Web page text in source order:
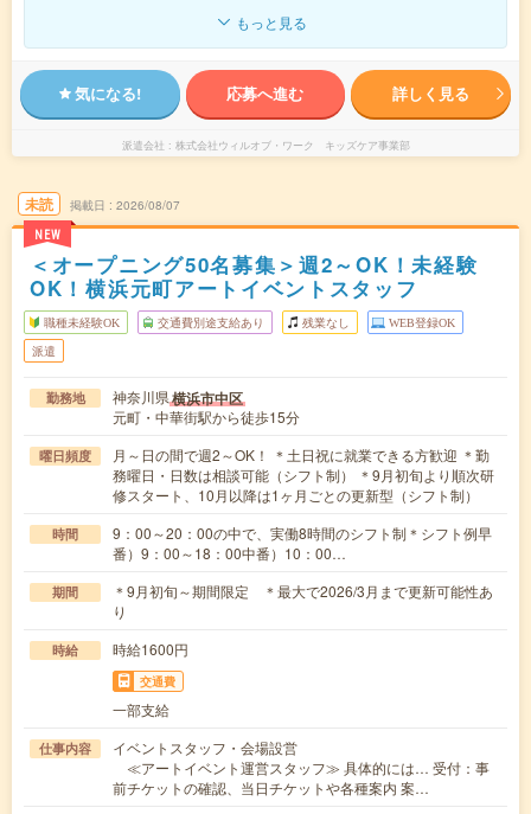
もっと見る
気になる! 応募へ進む 詳しく見る
派遣会社 株式会社ウィルオブ・ワーク キッズケア事業部
未読
NEW
掲載日 2026/08/07
＜オープニング50名募集＞週2～OK！未経験
OK！横浜元町アートイベントスタッフ
職種未経験OK 交通費別途支給あり 残業なし WEB登録OK
派遣
勤務地 神奈川県横浜市中区
元町・中華街駅から徒歩15分
曜日頻度
月～日の間で週2～OK！ ＊土日祝に就業できる方歓迎 ＊勤
務曜日・日数は相談可能（シフト制） ＊9月初旬より順次研
修スタート、10月以降は1ヶ月ごとの更新型（シフト制）
時間
9：00～20：00の中で、実働8時間のシフト制＊シフト例早
番）9：00～18：00中番）10：00…
期間
＊9月初旬～期間限定 ＊最大で2026/3月まで更新可能性あ
り
時給 時給1600円
交通費
一部支給
仕事内容
イベントスタッフ・会場設営
≪アートイベント運営スタッフ≫ 具体的には… 受付：事
前チケットの確認、当日チケットや各種案内 案…